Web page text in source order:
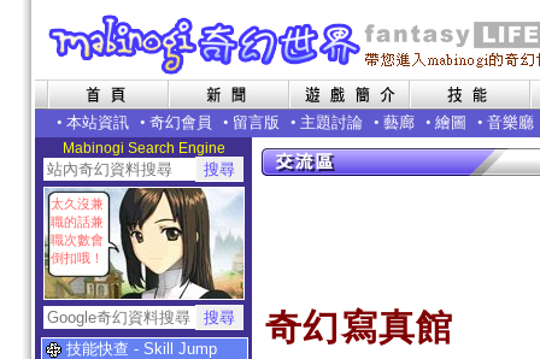
• 本站資訊 • 奇幻會員 • 留言版 • 主題討論 • 藝廊 • 繪圖 • 音樂廳
Mabinogi Search Engine
太久沒兼
職的話兼
職次數會
倒扣哦！
技能快查 - Skill Jump
奇幻寫真館